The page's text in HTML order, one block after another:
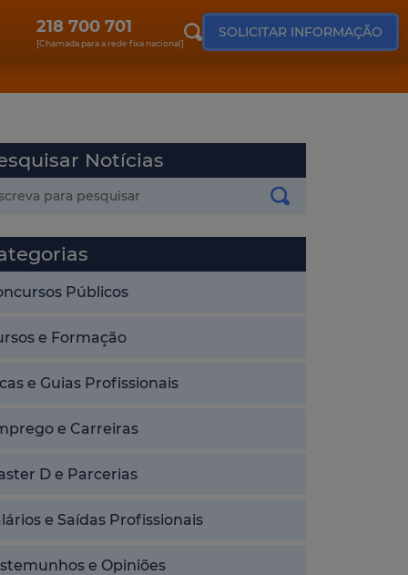
218 700 701
[Chamada para a rede fixa nacional]
SOLICITAR INFORMAÇÃO
concursos públicos
Notícias
Públicos
e Formação
e Guias Profissionais
e Carreiras
D e Parcerias
e Saídas Profissionais
e Opiniões